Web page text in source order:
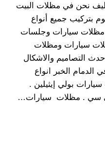
نحن في مظلات البيت
بتركيب جميع أنواع
سيارات وجلسات
سيارات ومظلات
التصاميم والاشكال
الدمام الخبر انواع
بولي إيثيلين .
سي . مظلات سيارات…